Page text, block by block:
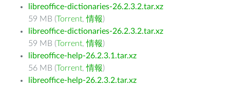
libreoffice-dictionaries-26.2.3.2.tar.xz
59 MB (Torrent,情報)
libreoffice-dictionaries-26.2.3.2.tar.xz
59 MB (Torrent,情報)
libreoffice-help-26.2.3.1.tar.xz
56 MB (Torrent,情報)
libreoffice-help-26.2.3.2.tar.xz